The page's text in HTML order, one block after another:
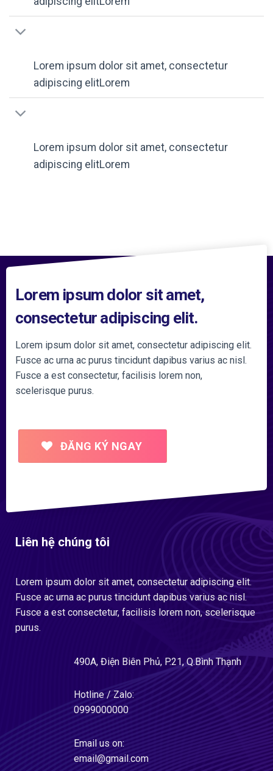
Lorem ipsum dolor sit amet, consectetur
adipiscing elitLorem
Lorem ipsum dolor sit amet, consectetur
adipiscing elitLorem
Lorem ipsum dolor sit amet,
consectetur adipiscing elit.
Lorem ipsum dolor sit amet, consectetur adipiscing elit.
Fusce ac urna ac purus tincidunt dapibus varius ac nisl.
Fusce a est consectetur, facilisis lorem non,
scelerisque purus.
ĐĂNG KÝ NGAY
Liên hệ chúng tôi
Lorem ipsum dolor sit amet, consectetur adipiscing elit.
Fusce ac urna ac purus tincidunt dapibus varius ac nisl.
Fusce a est consectetur, facilisis lorem non, scelerisque
purus.
490A, Điện Biên Phủ, P.21, Q.Bình Thạnh
Hotline / Zalo:
0999000000
Email us on:
email@gmail.com